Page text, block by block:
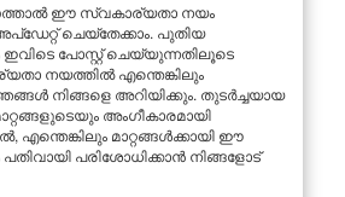
ഈ സ്വകാര്യതാ നയം
ചെയ്തേക്കാം. പുതിയ
പോസ്റ്റ് ചെയ്യുന്നതിലൂടെ
നയത്തിൽ എന്തെങ്കിലും
ഞങ്ങൾ നിങ്ങളെ അറിയിക്കും. തുടർച്ചയായ
അംഗീകാരമായി
എന്തെങ്കിലും മാറ്റങ്ങൾക്കായി ഈ
പരിശോധിക്കാൻ നിങ്ങളോട്